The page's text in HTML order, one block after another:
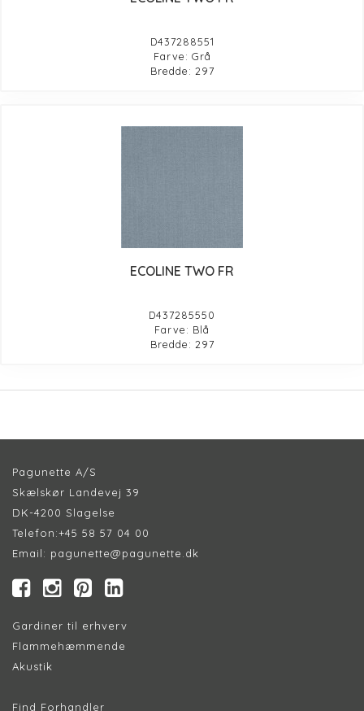
D437288551
Farve: Grå
Bredde: 297
ECOLINE TWO FR
D437285550
Farve: Blå
Bredde: 297
Pagunette A/S
Skælskør Landevej 39
DK-4200 Slagelse
Telefon:+45 58 57 04 00
Email: pagunette@pagunette.dk
Gardiner til erhverv
Flammehæmmende
Akustik
Find Forhandler